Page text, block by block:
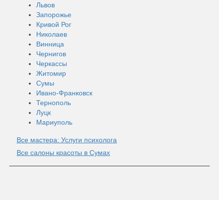
Львов
Запорожье
Кривой Рог
Николаев
Винница
Чернигов
Черкассы
Житомир
Сумы
Ивано-Франковск
Тернополь
Луцк
Мариуполь
Все мастера: Услуги психолога
Все салоны красоты в Сумах